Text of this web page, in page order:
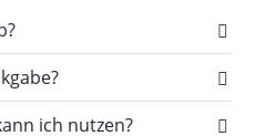
ich nutzen?